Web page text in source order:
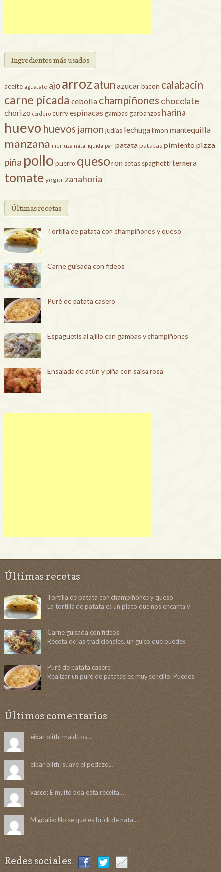
Ingredientes más usados
aceite aguacate ajoarrozatun azucarbacon calabacin
carne picada cebolla champiñones chocolate
chorizo cordero curryespinacas gambas garbanzos harina
huevo huevos jamon judias lechugalimon mantequilla
manzana merluza nata liquida pan patatapatataspimiento pizza
piña pollo puerro quesoron setas spaghettiternera
tomateyogur zanahoria
Últimas recetas
Tortilla de patata con champiñones y queso
Carne guisada con fideos
Puré de patata casero
Espaguetis al ajillo con gambas y champiñones
Ensalada de atún y piña con salsa rosa
Últimas recetas
Tortilla de patata con champiñones y queso
La tortilla de patata es un plato que nos encanta y
Carne guisada con fideos
Receta de las tradicionales, un guiso que puedes
Puré de patata casero
Realizar un puré de patatas es muy sencillo. Puedes
Últimos comentarios
eibar olith:malditos…
eibar olith:suave el pedazo…
vasco:É muito boa esta receita…
Migdalia:No se qué es brick de nata.…
Redes sociales